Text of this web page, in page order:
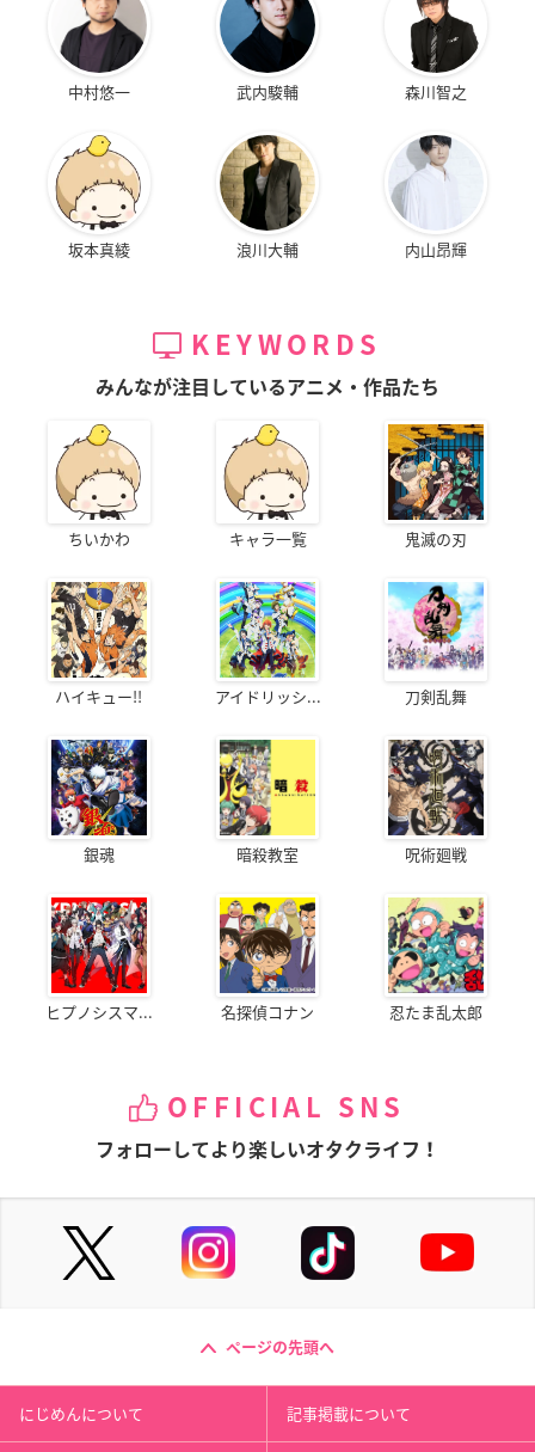
中村悠一 武内駿輔 森川智之
坂本真綾 浪川大輔 内山昂輝
KEYWORDS
みんなが注目しているアニメ・作品たち
ちいかわ キャラ一覧 鬼滅の刃
ハイキュー!! アイドリッシ... 刀剣乱舞
銀魂 暗殺教室 呪術廻戦
ヒプノシスマ... 名探偵コナン 忍たま乱太郎
OFFICIAL SNS
フォローしてより楽しいオタクライフ！
ページの先頭へ
にじめんについて 記事掲載について